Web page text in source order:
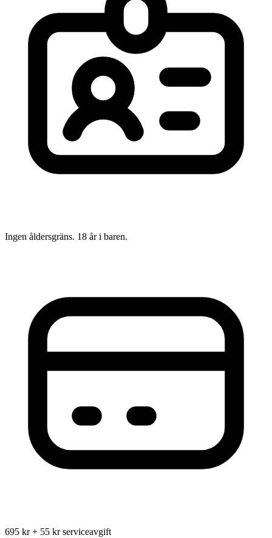
Ingen åldersgräns. 18 år i baren.
695 kr + 55 kr serviceavgift